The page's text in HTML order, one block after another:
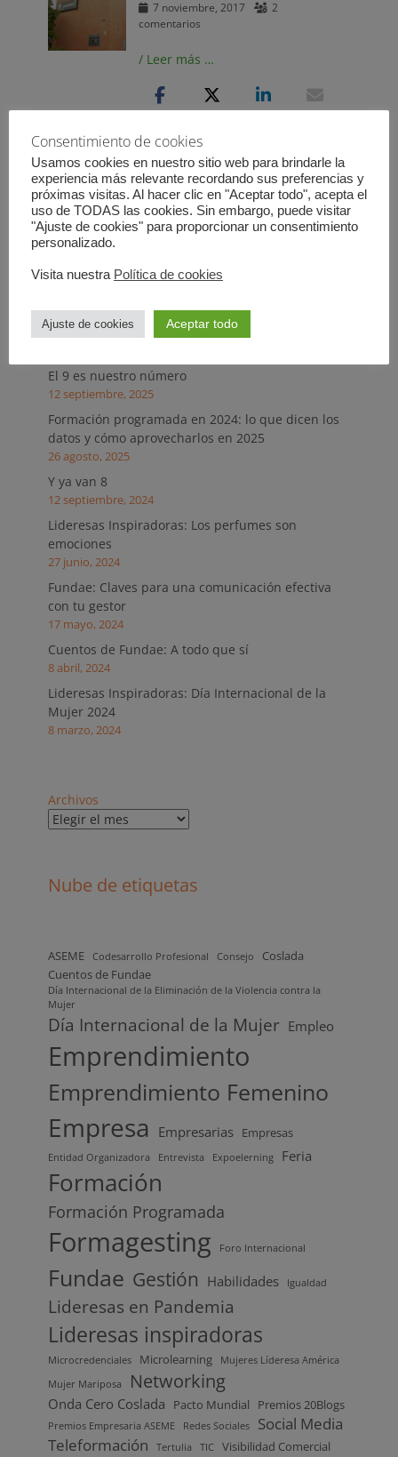
Publicado
el
7 noviembre, 2017
2
comentarios
/ Leer más …
Navegación
de
entradas
←Entradas más
antiguas
Entradas más nuevas→
Descuento en cursos para asistentes a EC2026
El 9 es nuestro número
12 septiembre, 2025
Formación programada en 2024: lo que dicen los
datos y cómo aprovecharlos en 2025
26 agosto, 2025
Y ya van 8
12 septiembre, 2024
Lideresas Inspiradoras: Los perfumes son
emociones
27 junio, 2024
Fundae: Claves para una comunicación efectiva
con tu gestor
17 mayo, 2024
Cuentos de Fundae: A todo que sí
8 abril, 2024
Lideresas Inspiradoras: Día Internacional de la
Mujer 2024
8 marzo, 2024
Archivos
Nube de etiquetas
ASEME Codesarrollo Profesional Consejo
Coslada
Cuentos de Fundae
Día Internacional de la Eliminación de la Violencia contra la
Mujer
Día Internacional de la Mujer Empleo
Emprendimiento
Emprendimiento Femenino
Empresa Empresarias Empresas
Entidad Organizadora Entrevista Expoelerning Feria
Formación
Formación Programada
Formagesting Foro Internacional
Fundae Gestión Habilidades Igualdad
Lideresas en Pandemia
Lideresas inspiradoras
Microcredenciales Microlearning
Mujeres Líderesa América
Mujer Mariposa
Networking
Onda Cero Coslada Pacto Mundial Premios 20Blogs
Premios Empresaria ASEME Redes Sociales
Social Media
Teleformación
Tertulia TIC Visibilidad Comercial
Consentimiento de cookies
Usamos cookies en nuestro sitio web para brindarle la
experiencia más relevante recordando sus preferencias y
próximas visitas. Al hacer clic en "Aceptar todo", acepta el
uso de TODAS las cookies. Sin embargo, puede visitar
"Ajuste de cookies" para proporcionar un consentimiento
personalizado.
Visita nuestra Política de cookies
Ajuste de cookies Aceptar todo